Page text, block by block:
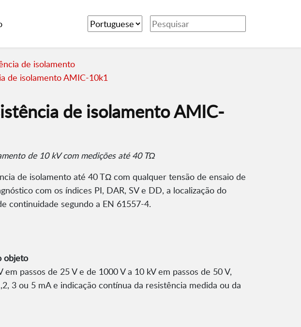
de isolamento
de isolamento AMIC-10k1
de isolamento AMIC-
de 10 kV com medições até 40 TΩ
de isolamento até 40 TΩ com qualquer tensão de ensaio de
com os índices PI, DAR, SV e DD, a localização do
continuidade segundo a EN 61557-4.
objeto
passos de 25 V e de 1000 V a 10 kV em passos de 50 V,
3 ou 5 mA e indicação contínua da resistência medida ou da